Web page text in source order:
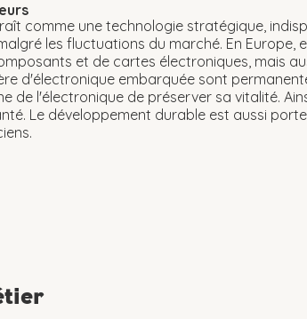
comme une technologie stratégique,
les fluctuations du marché. En
et de cartes électroniques, mais
d'électronique embarquée sont
de l'électronique de préserver sa vitalité.
Le développement durable est aussi